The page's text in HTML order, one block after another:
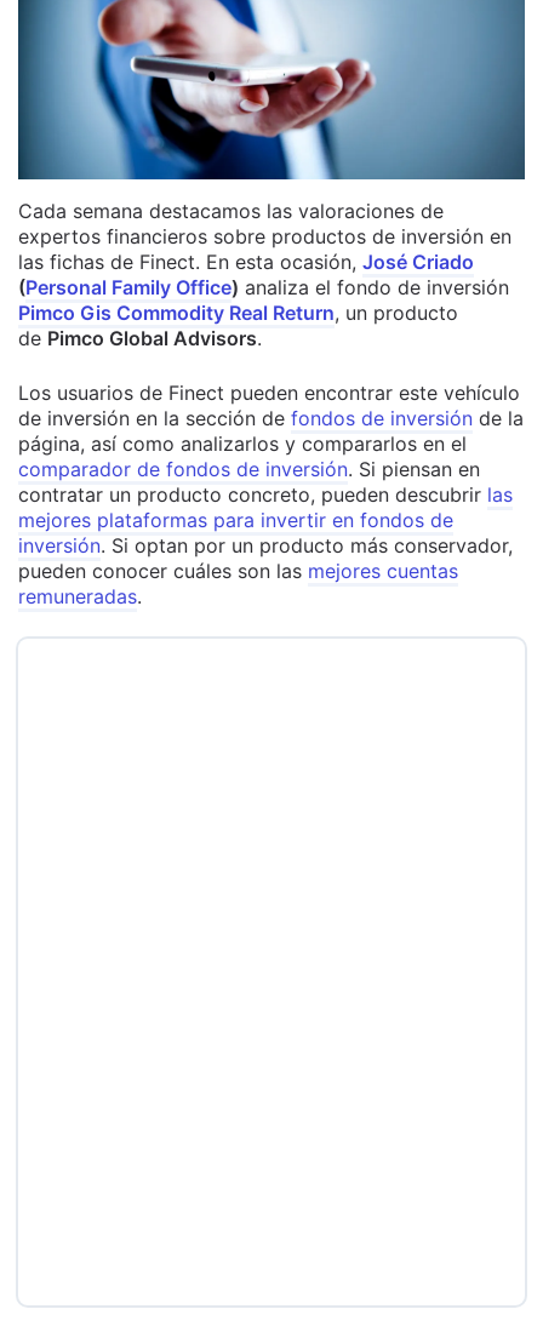
Cada semana destacamos las valoraciones de
expertos financieros sobre productos de inversión en
las fichas de Finect. En esta ocasión, José Criado
(Personal Family Office) analiza el fondo de inversión
Pimco Gis Commodity Real Return, un producto
de Pimco Global Advisors.
Los usuarios de Finect pueden encontrar este vehículo
de inversión en la sección de fondos de inversión de la
página, así como analizarlos y compararlos en el
comparador de fondos de inversión. Si piensan en
contratar un producto concreto, pueden descubrir las
mejores plataformas para invertir en fondos de
inversión. Si optan por un producto más conservador,
pueden conocer cuáles son las mejores cuentas
remuneradas.